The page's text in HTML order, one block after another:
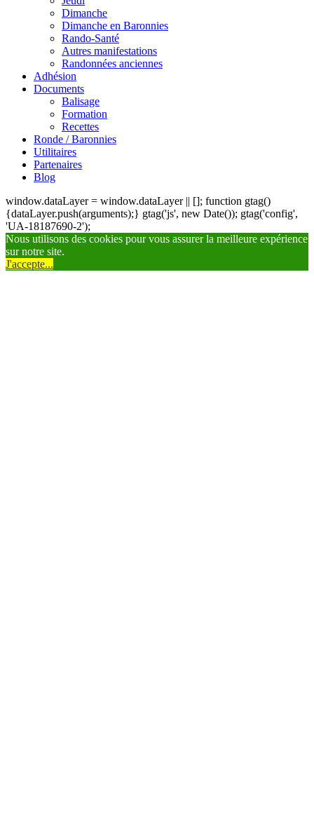
Dimanche
Dimanche en Baronnies
Rando-Santé
Autres manifestations
Randonnées anciennes
Adhésion
Documents
Balisage
Formation
Recettes
Ronde / Baronnies
Utilitaires
Partenaires
Blog
window.dataLayer = window.dataLayer || []; function gtag()
{dataLayer.push(arguments);} gtag('js', new Date()); gtag('config',
'UA-18187690-2');
Nous utilisons des cookies pour vous assurer la meilleure expérience
sur notre site.
J'accepte...